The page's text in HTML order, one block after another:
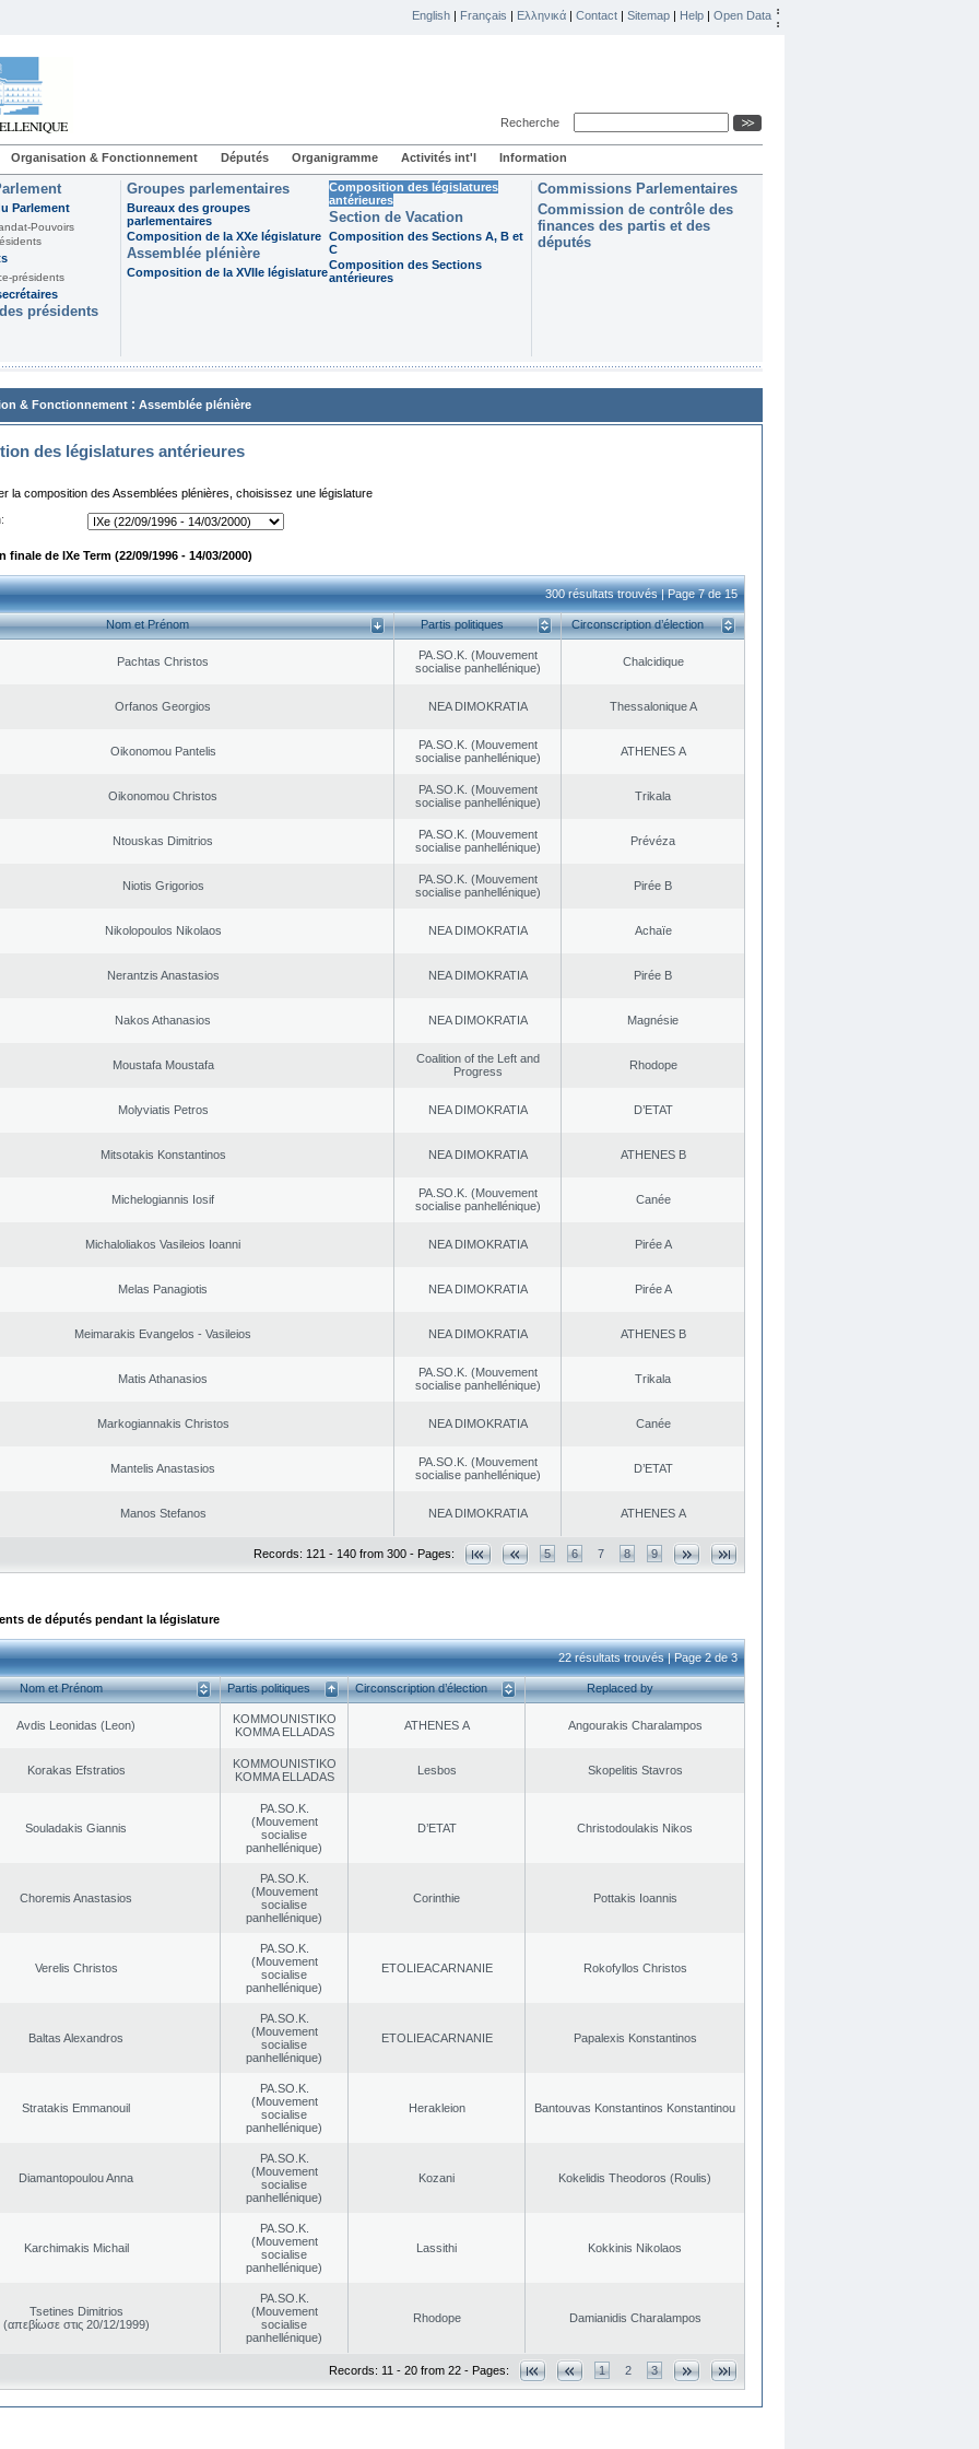
English | Français | Ελληνικά | Contact | Sitemap | Help | Open Data
Recherche
Organisation & Fonctionnement Députés Organigramme Activités int'l Information
Parlement
Pouvoirs
présidents
présidents
Groupes parlementaires
Bureaux des groupes
parlementaires
Composition de la XXe législature
Assemblée plénière
Composition de la XVIIe législature
Composition des législatures
antérieures
Section de Vacation
Composition des Sections A, B et
C
Composition des Sections
antérieures
Commissions Parlementaires
Commission de contrôle des
finances des partis et des
députés
& Fonctionnement : Assemblée plénière
des législatures antérieures
la composition des Assemblées plénières, choisissez une législature
finale de IXe Term (22/09/1996 - 14/03/2000)
300 résultats trouvés | Page 7 de 15
Nom et Prénom Partis politiques Circonscription d’élection
Pachtas Christos
PA.SO.K. (Mouvement
socialise panhellénique)
Chalcidique
Orfanos Georgios NEA DΙMOKRATIA Thessalonique A
Oikonomou Pantelis
PA.SO.K. (Mouvement
socialise panhellénique)
ATHENES Α
Oikonomou Christos
PA.SO.K. (Mouvement
socialise panhellénique)
Trikala
Ntouskas Dimitrios
PA.SO.K. (Mouvement
socialise panhellénique)
Prévéza
Niotis Grigorios
PA.SO.K. (Mouvement
socialise panhellénique)
Pirée B
Nikolopoulos Nikolaos NEA DΙMOKRATIA Achaïe
Nerantzis Anastasios NEA DΙMOKRATIA Pirée B
Nakos Athanasios NEA DΙMOKRATIA Magnésie
Moustafa Moustafa
Coalition of the Left and
Progress
Rhodope
Molyviatis Petros NEA DΙMOKRATIA D’ETAT
Mitsotakis Konstantinos NEA DΙMOKRATIA ATHENES Β
Michelogiannis Iosif
PA.SO.K. (Mouvement
socialise panhellénique)
Canée
Michaloliakos Vasileios Ioanni NEA DΙMOKRATIA Pirée A
Melas Panagiotis NEA DΙMOKRATIA Pirée A
Meimarakis Evangelos - Vasileios NEA DΙMOKRATIA ATHENES Β
Matis Athanasios
PA.SO.K. (Mouvement
socialise panhellénique)
Trikala
Markogiannakis Christos NEA DΙMOKRATIA Canée
Mantelis Anastasios
PA.SO.K. (Mouvement
socialise panhellénique)
D’ETAT
Manos Stefanos NEA DΙMOKRATIA ATHENES Α
Records: 121 - 140 from 300 - Pages: 5 6 7 8 9
de députés pendant la législature
22 résultats trouvés | Page 2 de 3
Nom et Prénom Partis politiques Circonscription d’élection Replaced by
Avdis Leonidas (Leon)
KOMMOUNISTIKO
KOMMA ELLADAS
ATHENES Α Angourakis Charalampos
Korakas Efstratios
KOMMOUNISTIKO
KOMMA ELLADAS
Lesbos Skopelitis Stavros
Souladakis Giannis
PA.SO.K.
(Mouvement
socialise
panhellénique)
D’ETAT Christodoulakis Nikos
Choremis Anastasios
PA.SO.K.
(Mouvement
socialise
panhellénique)
Corinthie Pottakis Ioannis
Verelis Christos
PA.SO.K.
(Mouvement
socialise
panhellénique)
EΤOLIEACARNANIE Rokofyllos Christos
Baltas Alexandros
PA.SO.K.
(Mouvement
socialise
panhellénique)
EΤOLIEACARNANIE Papalexis Konstantinos
Stratakis Emmanouil
PA.SO.K.
(Mouvement
socialise
panhellénique)
Herakleion Bantouvas Konstantinos Konstantinou
Diamantopoulou Anna
PA.SO.K.
(Mouvement
socialise
panhellénique)
Kozani Kokelidis Theodoros (Roulis)
Karchimakis Michail
PA.SO.K.
(Mouvement
socialise
panhellénique)
Lassithi Kokkinis Nikolaos
Tsetines Dimitrios
(απεβίωσε στις 20/12/1999)
PA.SO.K.
(Mouvement
socialise
panhellénique)
Rhodope Damianidis Charalampos
Records: 11 - 20 from 22 - Pages: 1 2 3